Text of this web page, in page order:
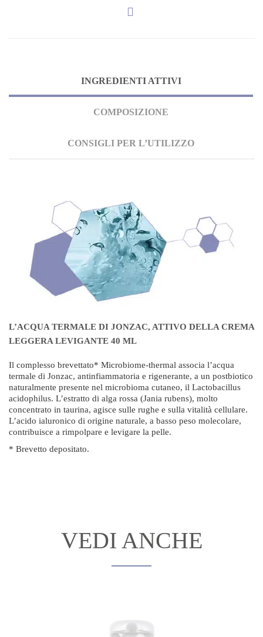
INGREDIENTI ATTIVI
COMPOSIZIONE
CONSIGLI PER L’UTILIZZO
L’ACQUA TERMALE DI JONZAC, ATTIVO DELLA CREMA
LEGGERA LEVIGANTE 40 ML
Il complesso brevettato* Microbiome-thermal associa l’acqua
termale di Jonzac, antinfiammatoria e rigenerante, a un postbiotico
naturalmente presente nel microbioma cutaneo, il Lactobacillus
acidophilus. L’estratto di alga rossa (Jania rubens), molto
concentrato in taurina, agisce sulle rughe e sulla vitalità cellulare.
L’acido ialuronico di origine naturale, a basso peso molecolare,
contribuisce a rimpolpare e levigare la pelle.
* Brevetto depositato.
VEDI ANCHE